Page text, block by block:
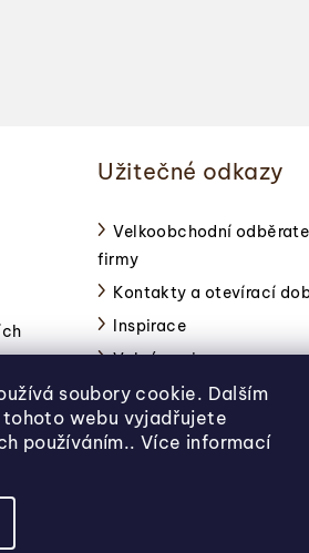
soubory cookie. Dalším
tohoto webu vyjadřujete
používáním.. Více informací
ý
p
i
u
Užitečné odkazy
Velkoobchodní
firmy
Kontakty a otevírací
Inspirace
Volné pozice